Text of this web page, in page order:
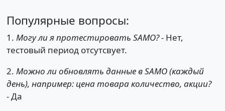
Популярные вопросы:
1. Могу ли я протестировать SAMO? - Нет,
тестовый период отсутсвует.
2. Можно ли обновлять данные в SAMO (каждый
день), например: цена товара количество, акции?
-Да